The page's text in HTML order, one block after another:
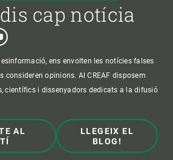
cap notícia
ens envolten les notícies falses
consideren opinions. Al CREAF disposem
científics i dissenyadors dedicats a la difusió
AL
LLEGEIX EL
BLOG!